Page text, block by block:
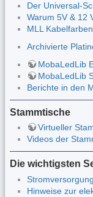
Der Universal-
Warum 5V & 12
MLL
Archivierte
MobaLedLib
MobaLedLib
Berichte in den
Stammtische
Virtueller
Videos der
Die wichtigsten
Hinweise zur